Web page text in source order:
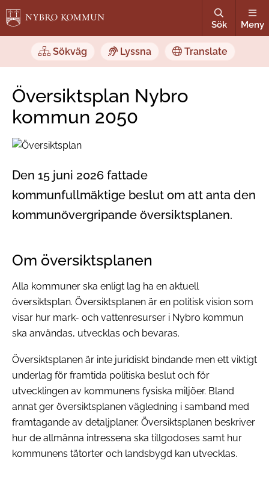
Sök Meny
Sökväg Lyssna Translate
Översiktsplan Nybro
kommun 2050
Den 15 juni 2026 fattade
kommunfullmäktige beslut om att anta den
kommunövergripande översiktsplanen.
Om översiktsplanen
Alla kommuner ska enligt lag ha en aktuell
översiktsplan. Översiktsplanen är en politisk vision som
visar hur mark- och vattenresurser i Nybro kommun
ska användas, utvecklas och bevaras.
Översiktsplanen är inte juridiskt bindande men ett viktigt
underlag för framtida politiska beslut och för
utvecklingen av kommunens fysiska miljöer. Bland
annat ger översiktsplanen vägledning i samband med
framtagande av detaljplaner. Översiktsplanen beskriver
hur de allmänna intressena ska tillgodoses samt hur
kommunens tätorter och landsbygd kan utvecklas.